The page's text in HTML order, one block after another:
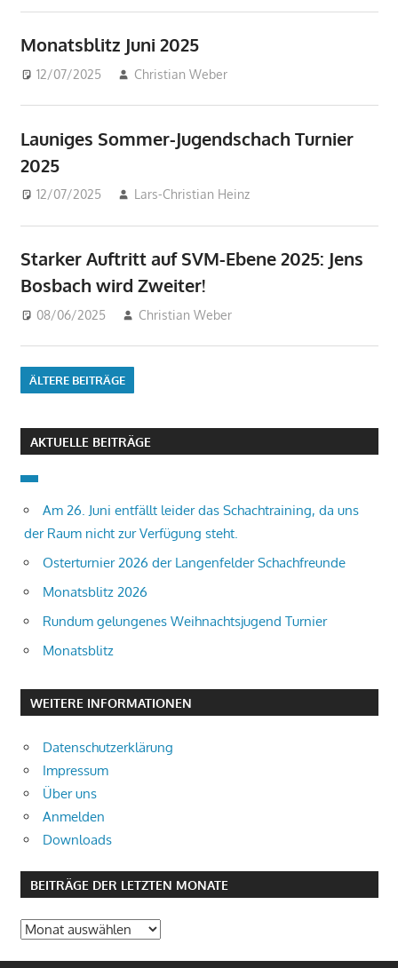
Monatsblitz Juni 2025
12/07/2025 Christian Weber
Launiges Sommer-Jugendschach Turnier
2025
12/07/2025 Lars-Christian Heinz
Meisterschaften,
Starker Auftritt auf SVM-Ebene 2025: Jens
Bosbach wird Zweiter!
08/06/2025 Christian Weber
ÄLTERE BEITRÄGE
AKTUELLE BEITRÄGE
Am 26. Juni entfällt leider das Schachtraining, da uns
der Raum nicht zur Verfügung steht.
Osterturnier 2026 der Langenfelder Schachfreunde
Monatsblitz 2026
Rundum gelungenes Weihnachtsjugend Turnier
Monatsblitz
WEITERE INFORMATIONEN
Datenschutzerklärung
Impressum
Über uns
Anmelden
Downloads
BEITRÄGE DER LETZTEN MONATE
Beiträge